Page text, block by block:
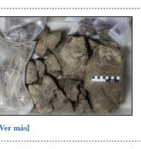
más]